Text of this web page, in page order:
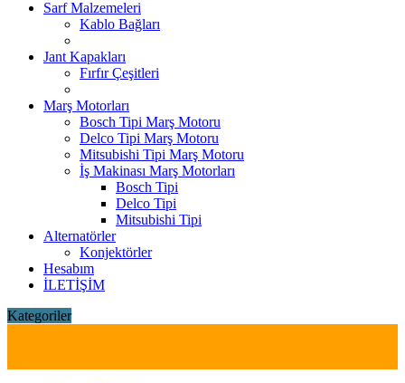
Sarf Malzemeleri
Kablo Bağları
Jant Kapakları
Fırfır Çeşitleri
Marş Motorları
Bosch Tipi Marş Motoru
Delco Tipi Marş Motoru
Mitsubishi Tipi Marş Motoru
İş Makinası Marş Motorları
Bosch Tipi
Delco Tipi
Mitsubishi Tipi
Alternatörler
Konjektörler
Hesabım
İLETİŞİM
Kategoriler